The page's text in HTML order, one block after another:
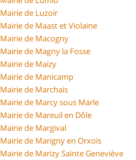
Mairie de Luzoir
Mairie de Maast et Violaine
Mairie de Macogny
Mairie de Magny la Fosse
Mairie de Maizy
Mairie de Manicamp
Mairie de Marchais
Mairie de Marcy sous Marle
Mairie de Mareuil en Dôle
Mairie de Margival
Mairie de Marigny en Orxois
Mairie de Marizy Sainte Geneviève